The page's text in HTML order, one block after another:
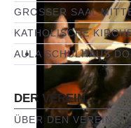
GROSSER SAAL
KATHOLISCHE
AULA SCHULHAUS
DER VEREIN
ÜBER DEN VEREIN